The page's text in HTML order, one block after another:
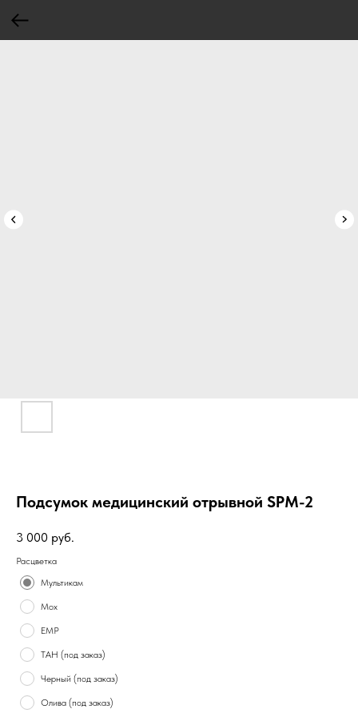
Подсумок медицинский отрывной SPM-2
3 000 руб.
Расцветка
Мультикам
Мох
ЕМР
ТАН (под заказ)
Черный (под заказ)
Олива (под заказ)